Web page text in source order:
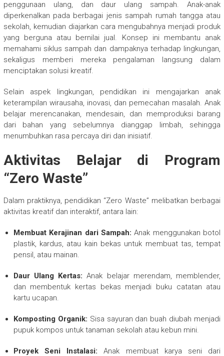
penggunaan ulang, dan daur ulang sampah. Anak-anak
diperkenalkan pada berbagai jenis sampah rumah tangga atau
sekolah, kemudian diajarkan cara mengubahnya menjadi produk
yang berguna atau bernilai jual. Konsep ini membantu anak
memahami siklus sampah dan dampaknya terhadap lingkungan,
sekaligus memberi mereka pengalaman langsung dalam
menciptakan solusi kreatif.
Selain aspek lingkungan, pendidikan ini mengajarkan anak
keterampilan wirausaha, inovasi, dan pemecahan masalah. Anak
belajar merencanakan, mendesain, dan memproduksi barang
dari bahan yang sebelumnya dianggap limbah, sehingga
menumbuhkan rasa percaya diri dan inisiatif.
Aktivitas Belajar di Program
“Zero Waste”
Dalam praktiknya, pendidikan “Zero Waste” melibatkan berbagai
aktivitas kreatif dan interaktif, antara lain:
Membuat Kerajinan dari Sampah: Anak menggunakan botol
plastik, kardus, atau kain bekas untuk membuat tas, tempat
pensil, atau mainan.
Daur Ulang Kertas: Anak belajar merendam, memblender,
dan membentuk kertas bekas menjadi buku catatan atau
kartu ucapan.
Komposting Organik: Sisa sayuran dan buah diubah menjadi
pupuk kompos untuk tanaman sekolah atau kebun mini.
Proyek Seni Instalasi: Anak membuat karya seni dari